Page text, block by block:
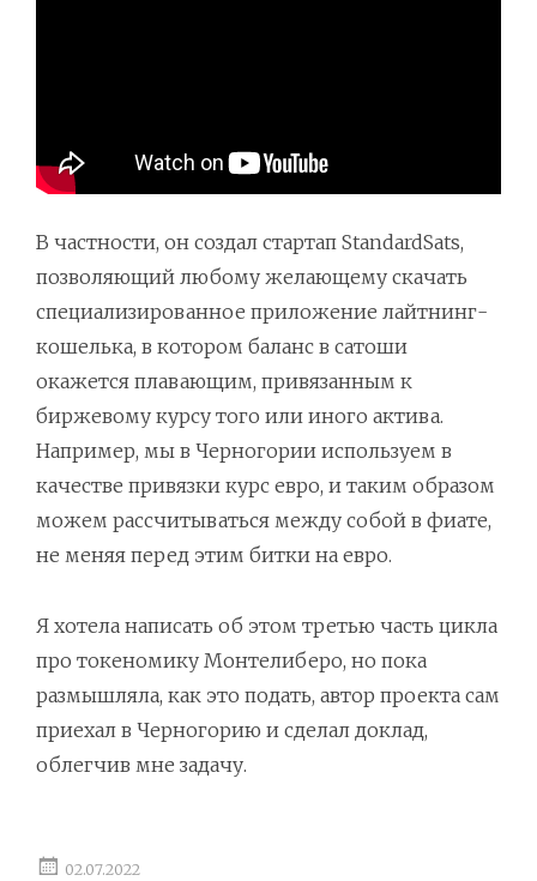
В частности, он создал стартап StandardSats,
позволяющий любому желающему скачать
специализированное приложение лайтнинг-
кошелька, в котором баланс в сатоши
окажется плавающим, привязанным к
биржевому курсу того или иного актива.
Например, мы в Черногории используем в
качестве привязки курс евро, и таким образом
можем рассчитываться между собой в фиате,
не меняя перед этим битки на евро.
Я хотела написать об этом третью часть цикла
про токеномику Монтелиберо, но пока
размышляла, как это подать, автор проекта сам
приехал в Черногорию и сделал доклад,
облегчив мне задачу.
02.07.2022